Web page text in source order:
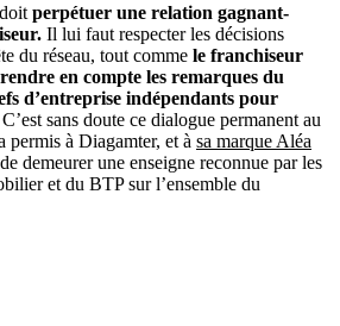
perpétuer une relation gagnant-
Il lui faut respecter les décisions
du réseau, tout comme le franchiseur
en compte les remarques du
d’entreprise indépendants pour
C’est sans doute ce dialogue permanent au
permis à Diagamter, et à sa marque Aléa
demeurer une enseigne reconnue par les
et du BTP sur l’ensemble du